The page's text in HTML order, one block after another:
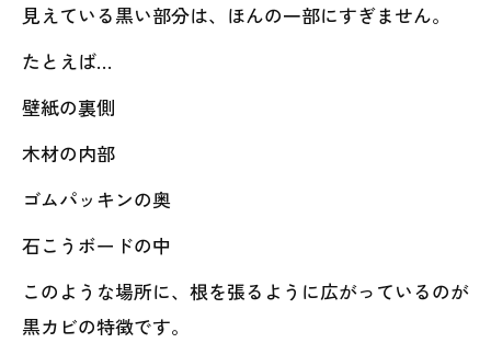
見えている黒い部分は、ほんの一部にすぎません。
たとえば…
壁紙の裏側
木材の内部
ゴムパッキンの奥
石こうボードの中
このような場所に、根を張るように広がっているのが
黒カビの特徴です。